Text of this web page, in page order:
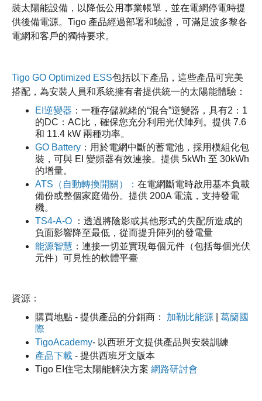
裝太陽能設備，以降低公用事業帳單，並在電網停電時提
供後備電源。Tigo 產品經過部署和驗證，可滿足波多黎各
電網和客戶的獨特要求。
Tigo GO Optimized ESS包括以下產品，這些產品可完美
搭配，為安裝人員和系統擁有者提供統一的太陽能體驗：
EI逆變器 ：一種存儲就緒的“混合”逆變器，具有2：1
的DC：AC比，確保您充分利用光伏陣列。提供 7.6
和 11.4 kW 兩種功率。
GO Battery ：用於電網中斷的蓄電池，採用模組化包
裝，可與 EI 變頻器有效連接。提供 5kWh 至 30kWh
的增量。
ATS（自動轉換開關）： 在電網斷電時啟用基本負載
備份或整個家庭備份。提供 200A 電流，支持發電
機。
TS4-A-O
：透過將陰影或其他形式的失配所造成的
負面影響降至最低，從而提升陣列的發電量
能源智慧 ：連接一切並實現每個元件（包括每個光伏
元件）可見性的軟體平臺
資源：
購買地點 - 提供產品的分銷商： 加勒比能源
葛籣國
際
TigoAcademy- 以西班牙文提供產品與安裝訓練
產品下載 - 提供西班牙文版本
Tigo EI住宅太陽能解決方案 網路研討會